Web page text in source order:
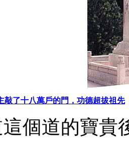
敲了十八萬戶的門，功德超拔祖先
個道的寶貴